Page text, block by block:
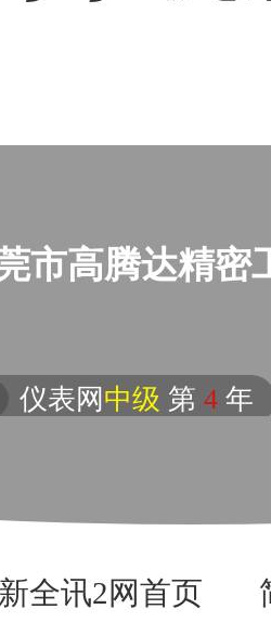
市高腾达精密
仪表网中级 第 4年
新全讯2网首页